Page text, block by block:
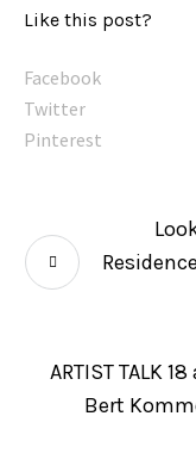
Like this post?
Facebook
Twitter
Pinterest
ARTIST TALK
Bert